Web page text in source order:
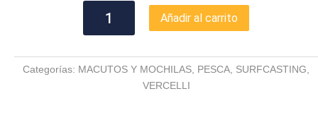
VERCELLI
cantidad
Añadir al carrito
Categorías: MACUTOS Y MOCHILAS PESCA SURFCASTING
VERCELLI